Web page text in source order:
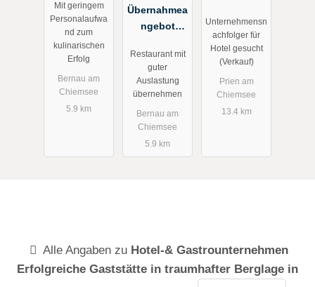
Pacht:
Restaurant
mit
Märchenbuc
hbiergarten
in
Mit geringem
Personalaufwa
nd zum
kulinarischen
Erfolg
Bernau am
Chiemsee
5.9 km
Übernahmea
ngebot
zur Pacht:
Restaurant
in 4 Sterne
guter
Auslastung
in Bayern
Restaurant mit
guter
Auslastung
übernehmen
Bernau am
Chiemsee
5.9 km
lie am
Chiemsee
(Verkauf)
Unternehmensn
achfolger für
Hotel gesucht
(Verkauf)
Prien am
Chiemsee
13.4 km
Alle Angaben zu Hotel-& Gastrounternehmen
Erfolgreiche Gaststätte in traumhafter Berglage in